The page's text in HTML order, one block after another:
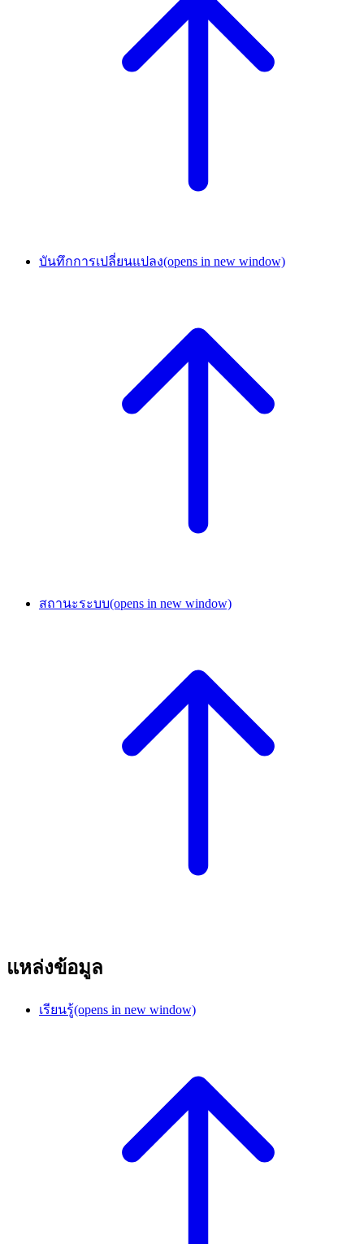
บันทึกการเปลี่ยนแปลง(opens in new window)
สถานะระบบ(opens in new window)
แหล่งข้อมูล
เรียนรู้(opens in new window)